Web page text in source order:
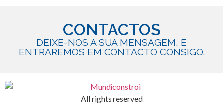
CONTACTOS
DEIXE-NOS A SUA MENSAGEM, E
ENTRAREMOS EM CONTACTO CONSIGO.
All rights reserved